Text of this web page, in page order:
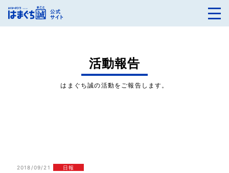
活動報告
はまぐち誠の活動をご報告します。
2018/09/21 日報